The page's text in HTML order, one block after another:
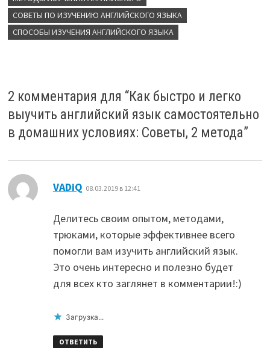
СОВЕТЫ ПО ИЗУЧЕНИЮ АНГЛИЙСКОГО ЯЗЫКА
СПОСОБЫ ИЗУЧЕНИЯ АНГЛИЙСКОГО ЯЗЫКА
2 комментария для “Как быстро и легко
выучить английский язык самостоятельно
в домашних условиях: Советы, 2 метода”
VADiQ 08.03.2019 в 12:41
Делитесь своим опытом, методами,
трюками, которые эффективнее всего
помогли вам изучить английский язык.
Это очень интересно и полезно будет
для всех кто заглянет в комментарии!:)
Загрузка...
ОТВЕТИТЬ